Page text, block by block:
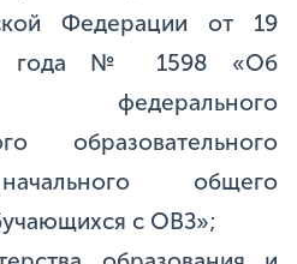
Федерации от 19
года № 1598 «Об
федерального
образовательного
общего
с ОВЗ»;